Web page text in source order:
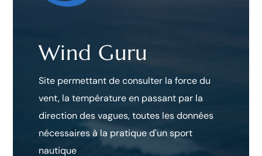
Wind Guru
Site permettant de consulter la force du
vent, la température en passant par la
direction des vagues, toutes les données
nécessaires à la pratique d'un sport
nautique